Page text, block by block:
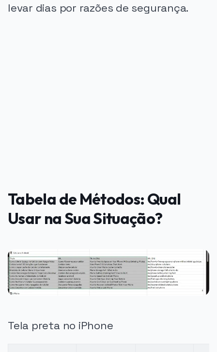
levar dias por razões de segurança.
Tabela de Métodos: Qual
Usar na Sua Situação?
Tela preta no iPhone